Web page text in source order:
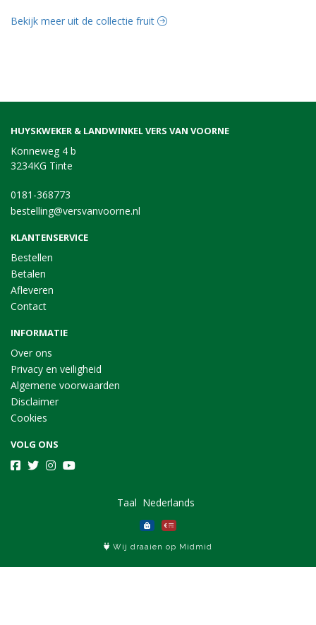
Bekijk meer uit de collectie fruit
HUYSKWEKER & LANDWINKEL VERS VAN VOORNE
Konneweg 4 b
3234KG Tinte
0181-368773
bestelling@versvanvoorne.nl
KLANTENSERVICE
Bestellen
Betalen
Afleveren
Contact
INFORMATIE
Over ons
Privacy en veiligheid
Algemene voorwaarden
Disclaimer
Cookies
VOLG ONS
Taal
Wij draaien op Midmid